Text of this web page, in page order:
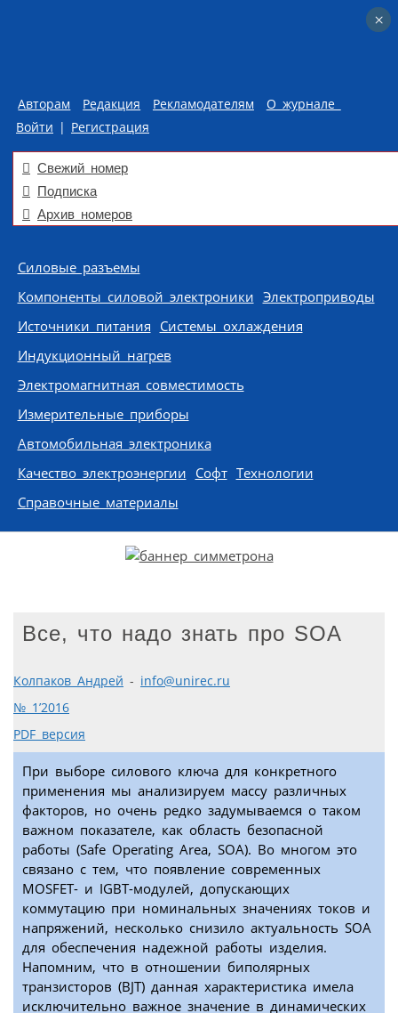
Авторам Редакция Рекламодателям
О журнале
Войти | Регистрация
Свежий номер
Подписка
Архив номеров
Skip to content
Силовые разъемы
Компоненты силовой электроники Электроприводы
Источники питания Системы охлаждения
Индукционный нагрев
Электромагнитная совместимость
Измерительные приборы
Автомобильная электроника
Качество электроэнергии Софт Технологии
Справочные материалы
Все, что надо знать про SOA
Колпаков Андрей - info@unirec.ru
№ 1’2016
PDF версия
При выборе силового ключа для конкретного
применения мы анализируем массу различных
факторов, но очень редко задумываемся о таком
важном показателе, как область безопасной
работы (Safe Operating Area, SOA). Во многом это
связано с тем, что появление современных
MOSFET- и IGBT-модулей, допускающих
коммутацию при номинальных значениях токов и
напряжений, несколько снизило актуальность SOA
для обеспечения надежной работы изделия.
Напомним, что в отношении биполярных
транзисторов (BJT) данная характеристика имела
исключительно важное значение в динамических
×
×